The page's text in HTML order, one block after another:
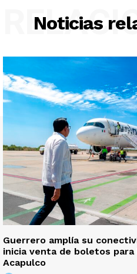
Noticias
Guerrero amplía su
inicia venta de boletos
Acapulco